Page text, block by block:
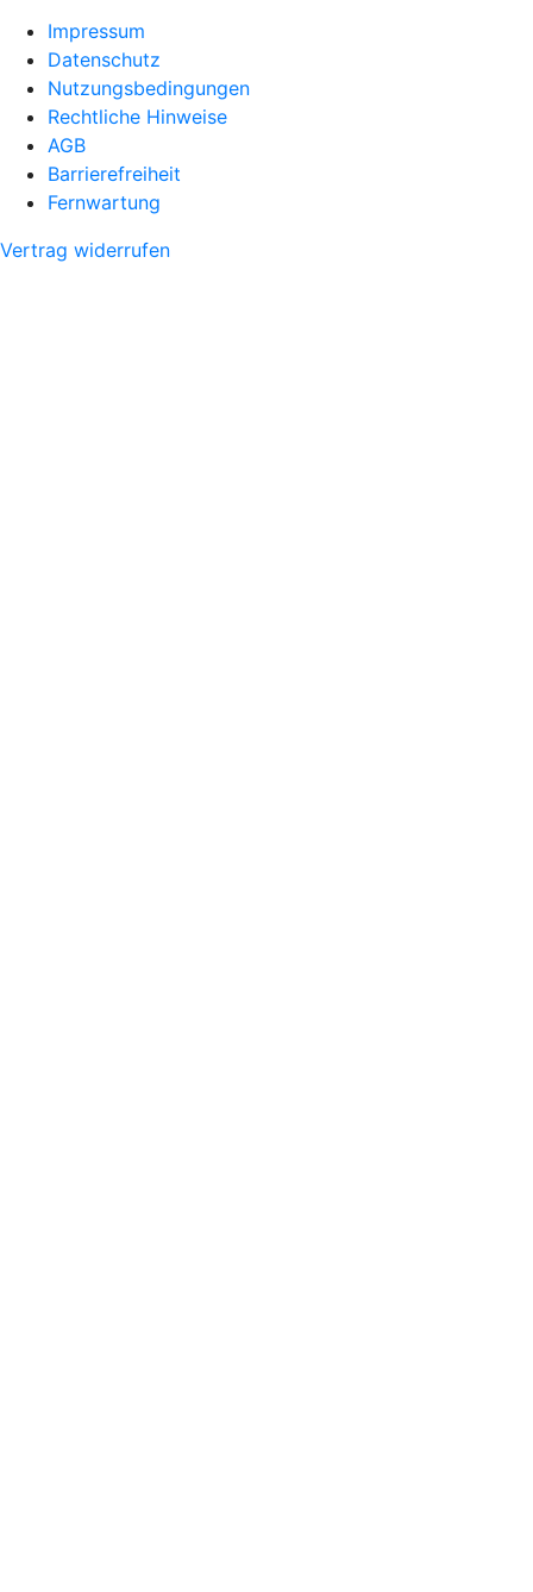
Impressum
Datenschutz
Nutzungsbedingungen
Rechtliche Hinweise
AGB
Barrierefreiheit
Fernwartung
Vertrag widerrufen